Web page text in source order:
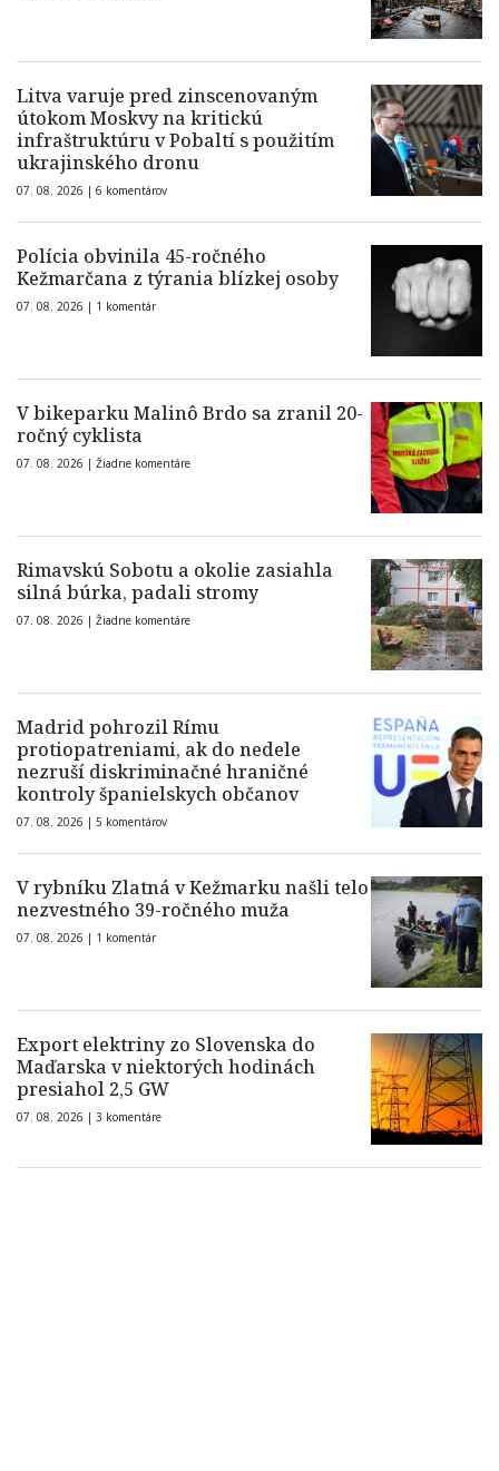
Litva varuje pred zinscenovaným
útokom Moskvy na kritickú
infraštruktúru v Pobaltí s použitím
ukrajinského dronu
07. 08. 2026 | 6 komentárov
Polícia obvinila 45-ročného
Kežmarčana z týrania blízkej osoby
07. 08. 2026 | 1 komentár
V bikeparku Malinô Brdo sa zranil 20-
ročný cyklista
07. 08. 2026 | Žiadne komentáre
Rimavskú Sobotu a okolie zasiahla
silná búrka, padali stromy
07. 08. 2026 | Žiadne komentáre
Madrid pohrozil Rímu
protiopatreniami, ak do nedele
nezruší diskriminačné hraničné
kontroly španielskych občanov
07. 08. 2026 | 5 komentárov
V rybníku Zlatná v Kežmarku našli telo
nezvestného 39-ročného muža
07. 08. 2026 | 1 komentár
Export elektriny zo Slovenska do
Maďarska v niektorých hodinách
presiahol 2,5 GW
07. 08. 2026 | 3 komentáre